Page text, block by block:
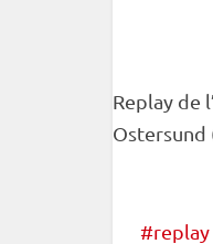
Replay de
Ostersund
replay